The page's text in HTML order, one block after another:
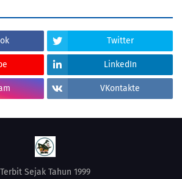
Twitter
LinkedIn
VKontakte
Terbit Sejak Tahun 1999